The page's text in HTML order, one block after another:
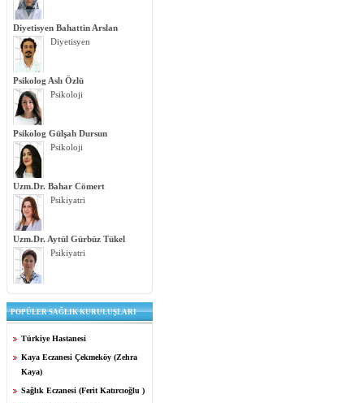
Diyetisyen Bahattin Arslan
Diyetisyen
Psikolog Aslı Özlü
Psikoloji
Psikolog Gülşah Dursun
Psikoloji
Uzm.Dr. Bahar Cömert
Psikiyatri
Uzm.Dr. Aytül Gürbüz Tükel
Psikiyatri
POPÜLER SAĞLIK KURULUŞLARI
Türkiye Hastanesi
Kaya Eczanesi Çekmeköy (Zehra
Kaya)
Sağlık Eczanesi (Ferit Katırcıoğlu )